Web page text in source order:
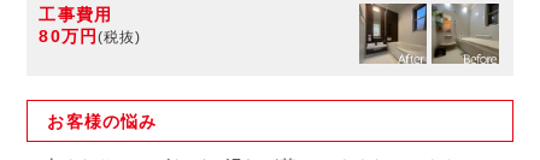
工事費用
80万円 (税抜)
お客様の悩み